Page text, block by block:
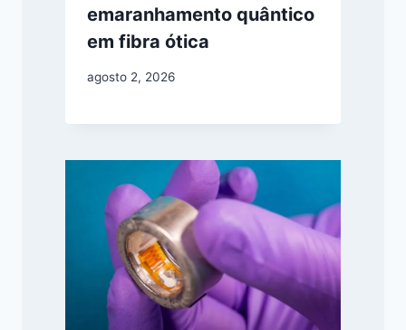
emaranhamento quântico
em fibra ótica
agosto 2, 2026